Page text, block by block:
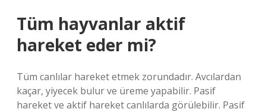
Tüm hayvanlar aktif
hareket eder mi?
Tüm canlılar hareket etmek zorundadır. Avcılardan
kaçar, yiyecek bulur ve üreme yapabilir. Pasif
hareket ve aktif hareket canlılarda görülebilir. Pasif